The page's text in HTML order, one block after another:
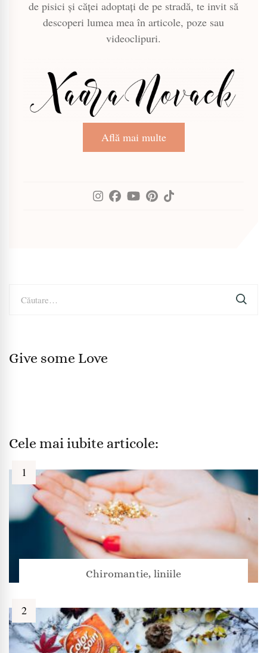
de pisici și căței adoptați de pe stradă, te invit să
descoperi lumea mea în articole, poze sau
videoclipuri.
Află mai multe
după:
Give some Love
Cele mai iubite articole:
Chiromantie, liniile